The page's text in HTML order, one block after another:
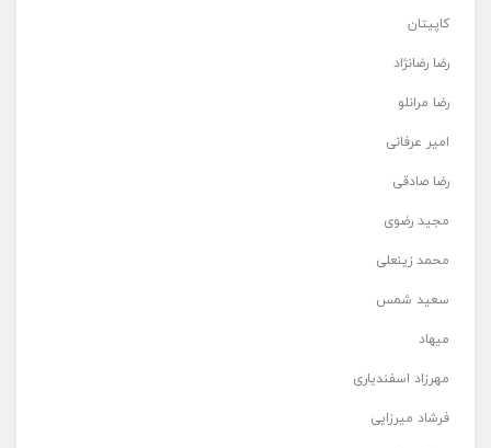
کاپیتان
رضا رضانژاد
رضا مرانلو
امیر عرفانی
رضا صادقی
مجید رضوی
محمد زینعلی
سعید شمس
میهاد
مهرزاد اسفندیاری
فرشاد میرزایی